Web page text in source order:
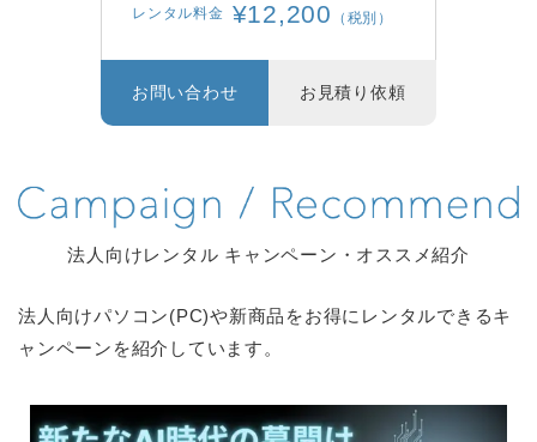
レンタル料金 ¥12,200 （税別）
お問い合わせ お見積り依頼
法人向けレンタル キャンペーン・オススメ紹介
法人向けパソコン(PC)や新商品をお得にレンタルできるキ
ャンペーンを紹介しています。